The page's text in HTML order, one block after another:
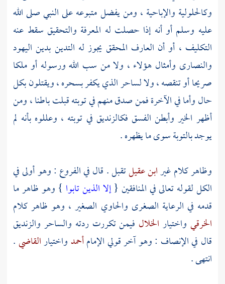
وكالحلولية والإباحية ، ومن يفضل متبوعه على النبي صلى الله
عليه وسلم أو أنه إذا حصلت له المعرفة والتحقيق سقط عنه
التكليف ، أو أن العارف المحقق يجوز له التدين بدين اليهود
والنصارى وأمثال هؤلاء ، ولا من سب الله ورسوله أو ملكا
صريحا أو تنقصه ، ولا لساحر الذي يكفر بسحره ، ويقتلون بكل
حال وأما في الآخرة فمن صدق منهم في توبته قبلت باطنا ، ومن
أظهر الخير وأبطن الفسق فكالزنديق في توبته ، وعللوه بأنه لم
يوجد بالتوبة سوى ما يظهره .
وظاهر كلام غيرابن عقيلتقبل . قال في الفروع : وهو أولى في
الكل لقوله تعالى في المنافقين {إلا الذين تابوا } وهو ظاهر ما
قدمه في الرعاية الصغرى والحاوي الصغير ، وهو ظاهر كلام
الخرقي واختيار الخلال فيمن تكررت ردته والساحر والزنديق
قال في الإنصاف : وهو آخر قولي الإمامأحمدواختيارالقاضي.
انتهى .